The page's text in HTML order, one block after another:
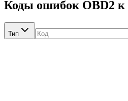
Коды ошибок OBD2 к
Тип